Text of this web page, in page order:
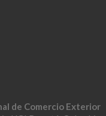
de Comercio Exterior